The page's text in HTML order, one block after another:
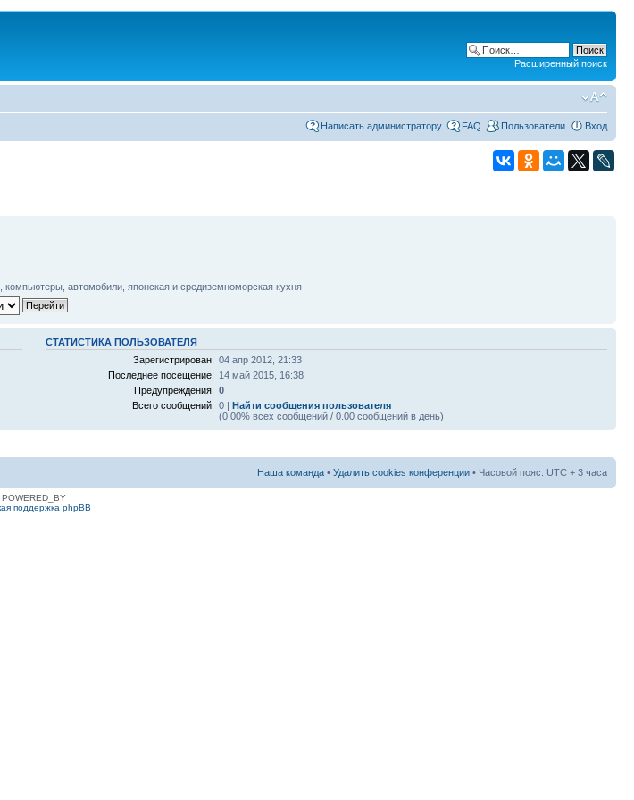
Расширенный поиск
Написать администратору FAQ Пользователи Вход
компьютеры, автомобили, японская и средиземноморская кухня
СТАТИСТИКА ПОЛЬЗОВАТЕЛЯ
Зарегистрирован: 04 апр 2012, 21:33
Последнее посещение: 14 май 2015, 16:38
Предупреждения: 0
Всего сообщений: 0 | Найти сообщения пользователя
(0.00% всех сообщений / 0.00 сообщений в день)
Наша команда • Удалить cookies конференции • Часовой пояс: UTC + 3 часа
POWERED_BY
поддержка phpBB